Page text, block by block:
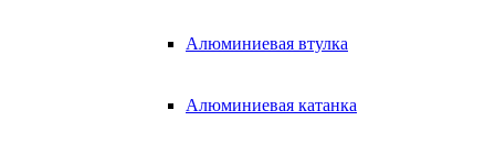
Алюминиевая втулка
Алюминиевая катанка